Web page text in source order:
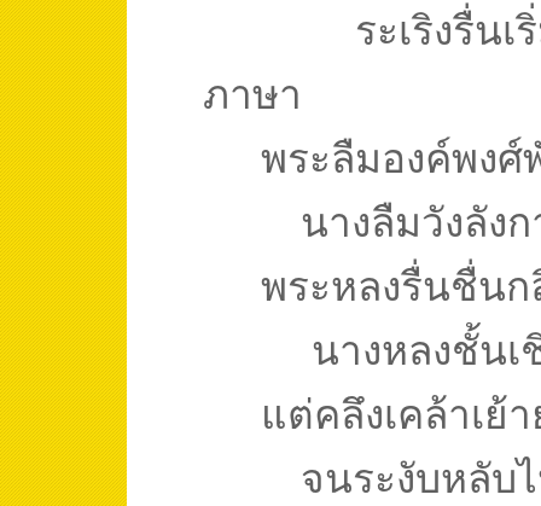
ระเริงรื่น
ภาษา
พระลืมองค์พงศ์
นางลืมวังลัง
พระหลงรื่นชื่น
นางหลงชั้น
แต่คลึงเคล้าเย้
จนระงับหลับ